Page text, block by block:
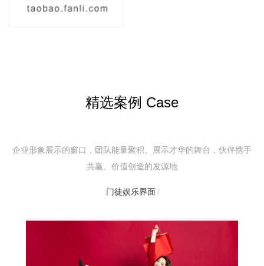
精选案例 Case
企业形象展示的窗口，团队能量聚积、展示才华的舞台，伙伴携手
共赢、价值创造的发源地
门徒娱乐界面/